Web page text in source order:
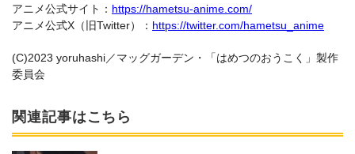
アニメ公式サイト： https://hametsu-anime.com/
アニメ公式X（旧Twitter）： https://twitter.com/hametsu_anime
(C)2023 yoruhashi／マッグガーデン・「はめつのおうこく」製作
委員会
関連記事はこちら